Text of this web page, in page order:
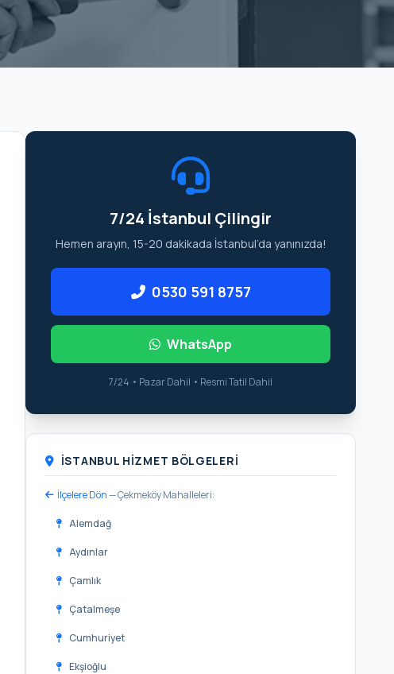
7/24 İstanbul Çilingir
Hemen arayın, 15-20 dakikada İstanbul’da yanınızda!
0530 591 8757
WhatsApp
7/24 • Pazar Dahil • Resmi Tatil Dahil
İSTANBUL HIZMET BÖLGELERI
İlçelere Dön— Çekmeköy Mahalleleri:
Alemdağ
Aydınlar
Çamlık
Çatalmeşe
Cumhuriyet
Ekşioğlu